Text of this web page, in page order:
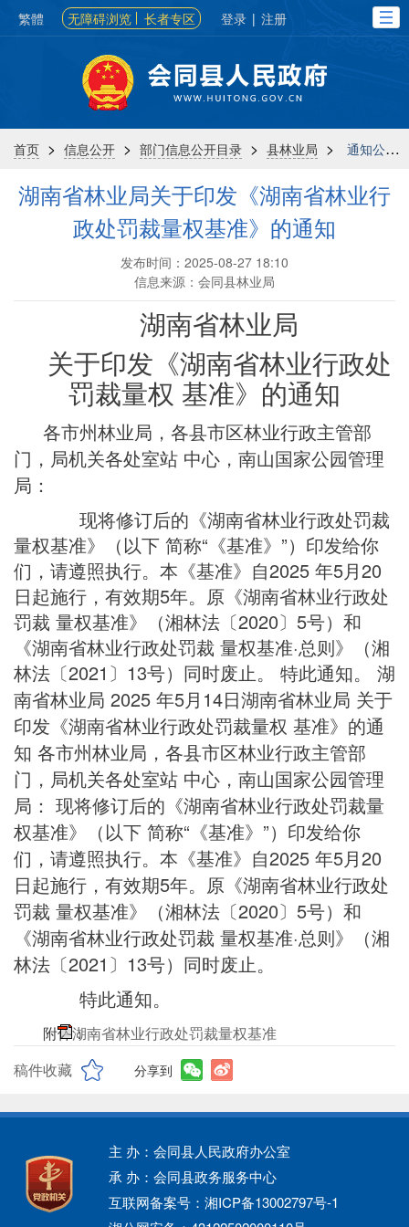
繁體 无障碍浏览 长者专区 登录 | 注册
首页 > 信息公开 > 部门信息公开目录 > 县林业局 > 通知公告
湖南省林业局关于印发《湖南省林业行
政处罚裁量权基准》的通知
发布时间：2025-08-27 18:10
信息来源：会同县林业局
湖南省林业局
关于印发《湖南省林业行政处
罚裁量权 基准》的通知
各市州林业局，各县市区林业行政主管部
门，局机关各处室站 中心，南山国家公园管理
局：
现将修订后的《湖南省林业行政处罚裁
量权基准》（以下 简称“《基准》”）印发给你
们，请遵照执行。本《基准》自2025 年5月20
日起施行，有效期5年。原《湖南省林业行政处
罚裁 量权基准》（湘林法〔2020〕5号）和
《湖南省林业行政处罚裁 量权基准·总则》（湘
林法〔2021〕13号）同时废止。 特此通知。 湖
南省林业局 2025 年5月14日湖南省林业局 关于
印发《湖南省林业行政处罚裁量权 基准》的通
知 各市州林业局，各县市区林业行政主管部
门，局机关各处室站 中心，南山国家公园管理
局： 现将修订后的《湖南省林业行政处罚裁量
权基准》（以下 简称“《基准》”）印发给你
们，请遵照执行。本《基准》自2025 年5月20
日起施行，有效期5年。原《湖南省林业行政处
罚裁 量权基准》（湘林法〔2020〕5号）和
《湖南省林业行政处罚裁 量权基准·总则》（湘
林法〔2021〕13号）同时废止。
特此通知。
附件：湖南省林业行政处罚裁量权基准
稿件收藏
分享到
主 办：会同县人民政府办公室
承 办：会同县政务服务中心
互联网备案号：湘ICP备13002797号-1